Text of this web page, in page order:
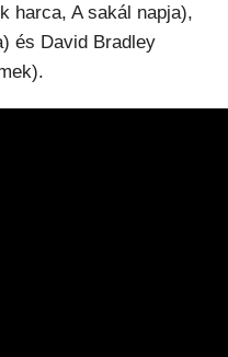
harca, A sakál napja),
és David Bradley